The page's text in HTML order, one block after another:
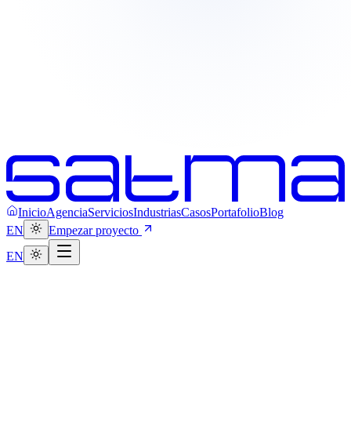
InicioAgenciaServiciosIndustriasCasosPortafolioBlog
EN
Empezar proyecto
EN